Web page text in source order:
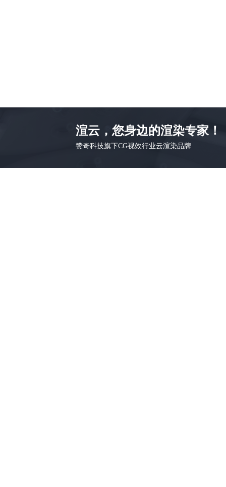
渲云，您身边的渲染专家！
赞奇科技旗下CG视效行业云渲染品牌